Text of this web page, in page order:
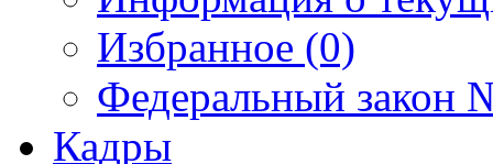
Избранное (0)
Федеральный закон
Кадры